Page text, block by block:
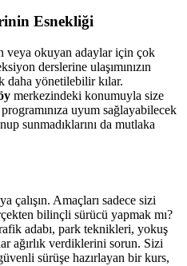
Esnekliği
veya okuyan adaylar için çok
derslerine ulaşımınızın
daha yönetilebilir kılar.
merkezindeki konumuyla size
uyum sağlayabilecek
sunmadıklarını da mutlaka
çalışın. Amaçları sadece sizi
bilinçli sürücü yapmak mı?
adabı, park teknikleri, yokuş
ağırlık verdiklerini sorun. Sizi
sürüşe hazırlayan bir kurs,